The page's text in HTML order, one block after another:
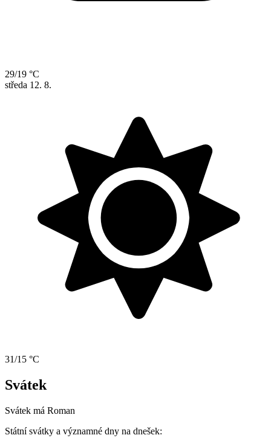
29/19 °C
středa 12. 8.
31/15 °C
Svátek
Svátek má Roman
Státní svátky a významné dny na dnešek: